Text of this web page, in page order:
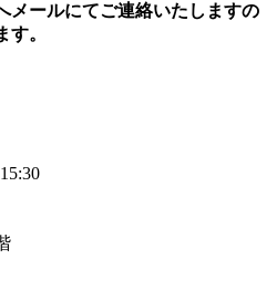
メールにてご連絡いたしますの
。